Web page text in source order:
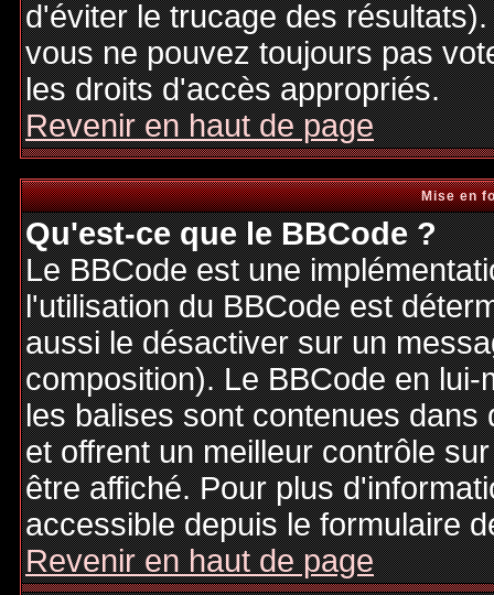
d'éviter le trucage des
vous ne pouvez toujours pas
les droits d'accès appropriés.
Revenir en haut de page
Mise en
Qu'est-ce que le BBCode ?
Le BBCode est une
l'utilisation du BBCode est
aussi le désactiver sur un
composition). Le BBCode en
les balises sont contenues
et offrent un meilleur contrôle
être affiché. Pour plus
accessible depuis le formulaire
Revenir en haut de page